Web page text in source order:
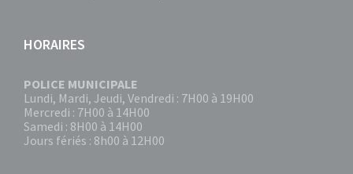
HORAIRES
POLICE MUNICIPALE
Lundi, Mardi, Jeudi, Vendredi : 7H00 à 19H00
Mercredi : 7H00 à 14H00
Samedi : 8H00 à 14H00
Jours fériés : 8h00 à 12H00